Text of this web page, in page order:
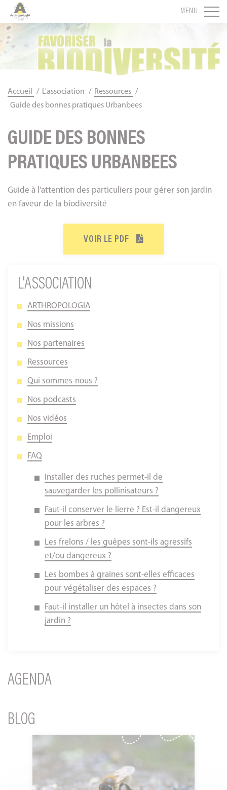
MENU
Accueil / L'association / Ressources /
Guide des bonnes pratiques Urbanbees
GUIDE DES BONNES
PRATIQUES URBANBEES
Guide à l'attention des particuliers pour gérer son jardin
en faveur de la biodiversité
VOIR LE PDF
L'ASSOCIATION
ARTHROPOLOGIA
Nos missions
Nos partenaires
Ressources
Qui sommes-nous ?
Nos podcasts
Nos vidéos
Emploi
FAQ
Installer des ruches permet-il de
sauvegarder les pollinisateurs ?
Faut-il conserver le lierre ? Est-il dangereux
pour les arbres ?
Les frelons / les guêpes sont-ils agressifs
et/ou dangereux ?
Les bombes à graines sont-elles efficaces
pour végétaliser des espaces ?
Faut-il installer un hôtel à insectes dans son
jardin ?
AGENDA
BLOG
impacts
Panneau de gestion des cookies